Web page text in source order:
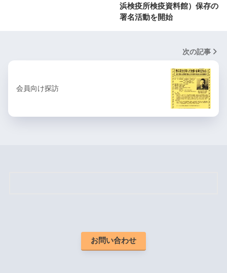
浜検疫所検疫資料館）保存の
署名活動を開始
次の記事
会員向け探訪
お問い合わせ